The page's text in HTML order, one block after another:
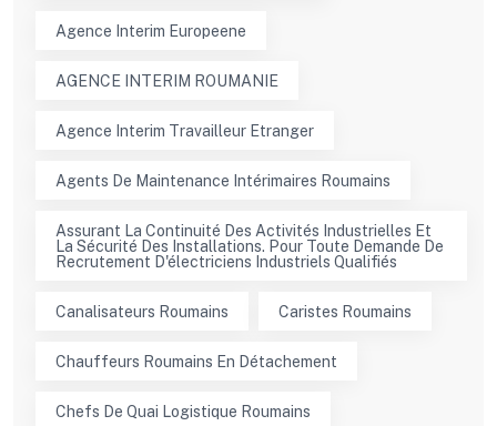
Agence Interim Europeene
AGENCE INTERIM ROUMANIE
Agence Interim Travailleur Etranger
Agents De Maintenance Intérimaires Roumains
Assurant La Continuité Des Activités Industrielles Et
La Sécurité Des Installations. Pour Toute Demande De
Recrutement D'électriciens Industriels Qualifiés
Canalisateurs Roumains Caristes Roumains
Chauffeurs Roumains En Détachement
Chefs De Quai Logistique Roumains